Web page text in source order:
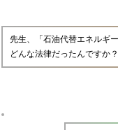
先生、「石油代替エネルギー
どんな法律だったんですか？